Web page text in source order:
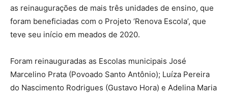
as reinaugurações de mais três unidades de ensino, que
foram beneficiadas com o Projeto ‘Renova Escola’, que
teve seu início em meados de 2020.
Foram reinauguradas as Escolas municipais José
Marcelino Prata (Povoado Santo Antônio); Luíza Pereira
do Nascimento Rodrigues (Gustavo Hora) e Adelina Maria